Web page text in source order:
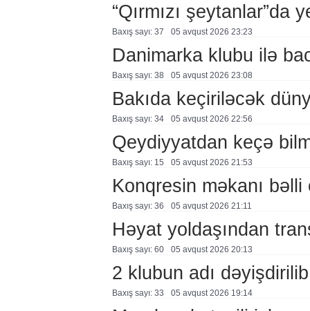
“Qırmızı şeytanlar”da
Baxış sayı: 37 05 avqust 2026 23:23
Danimarka klubu ilə
Baxış sayı: 38 05 avqust 2026 23:08
Bakıda keçiriləcək
Baxış sayı: 34 05 avqust 2026 22:56
Qeydiyyatdan keçə
Baxış sayı: 15 05 avqust 2026 21:53
Konqresin məkanı bəlli
Baxış sayı: 36 05 avqust 2026 21:11
Həyat yoldaşından
Baxış sayı: 60 05 avqust 2026 20:13
2 klubun adı dəyişdirilib
Baxış sayı: 33 05 avqust 2026 19:14